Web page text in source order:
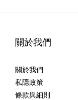
關於我們
關於我們
私隱政策
條款與細則